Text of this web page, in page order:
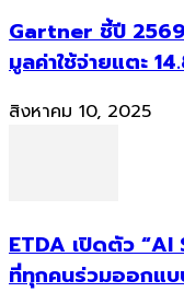
Gartner ชี้ปี 2569
มูลค่าใช้จ่ายแตะ
สิงหาคม 10, 2025
ETDA เปิดตัว
ที่ทุกคนร่วมออกแ